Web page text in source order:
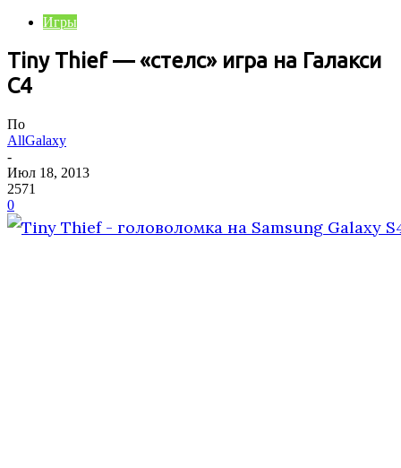
Игры
Tiny Thief — «стелс» игра на Галакси
С4
По
AllGalaxy
-
Июл 18, 2013
2571
0